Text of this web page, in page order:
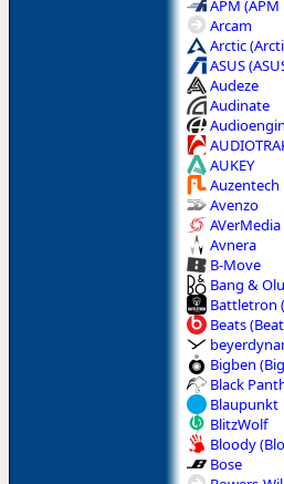
APM (APM
Arcam
Arctic
ASUS
Audeze
Audinate
AUKEY
Auzentech
Avenzo
Avnera
B-Move
Bang &
Battletron
Beats
Bigben
Black
Blaupunkt
BlitzWolf
Bloody
Bose